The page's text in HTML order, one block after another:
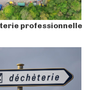
professionnelle